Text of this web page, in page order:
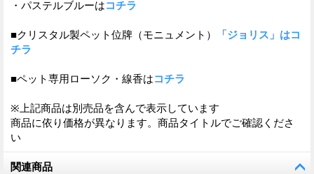
・パステルブルーはコチラ
■クリスタル製ペット位牌（モニュメント）
「ジョリス」はコ
チラ
■ペット専用ローソク・線香はコチラ
※上記商品は別売品を含んで表示しています
商品に依り価格が異なります。商品タイトルでご確認くださ
い
関連商品